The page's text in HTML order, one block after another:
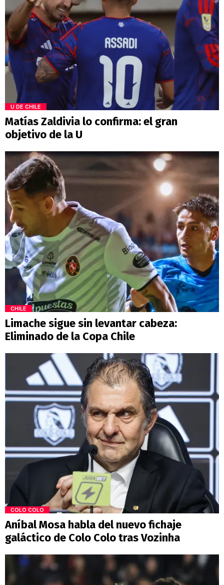
U DE CHILE
Matías Zaldivia lo confirma: el gran
objetivo de la U
CHILE
Limache sigue sin levantar cabeza:
Eliminado de la Copa Chile
COLO COLO
Aníbal Mosa habla del nuevo fichaje
galáctico de Colo Colo tras Vozinha